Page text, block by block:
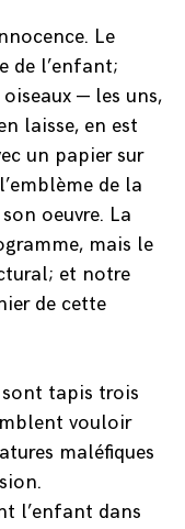
Le
de l’enfant;
— les uns,
laisse, en est
un papier sur
de la
oeuvre. La
mais le
et notre
de cette
sont tapis trois
vouloir
maléfiques
l’enfant dans